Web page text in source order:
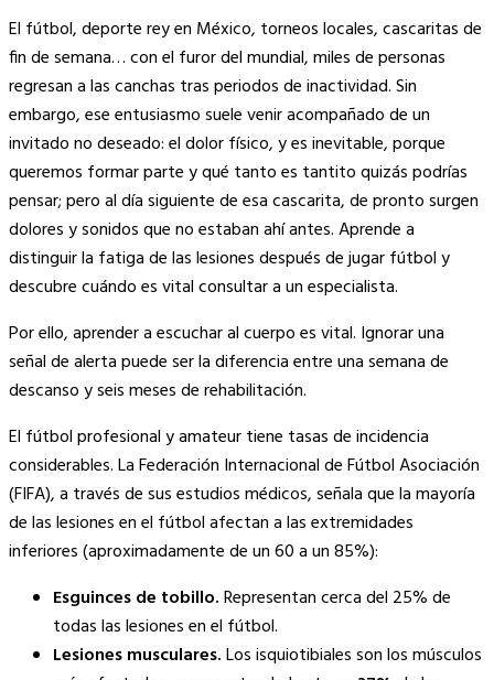
Copy
Link
El fútbol, deporte rey en México, torneos locales, cascaritas de
fin de semana… con el furor del mundial, miles de personas
regresan a las canchas tras periodos de inactividad. Sin
embargo, ese entusiasmo suele venir acompañado de un
invitado no deseado: el dolor físico, y es inevitable, porque
queremos formar parte y qué tanto es tantito quizás podrías
pensar; pero al día siguiente de esa cascarita, de pronto surgen
dolores y sonidos que no estaban ahí antes. Aprende a
distinguir la fatiga de las lesiones después de jugar fútbol y
descubre cuándo es vital consultar a un especialista.
Por ello, aprender a escuchar al cuerpo es vital. Ignorar una
señal de alerta puede ser la diferencia entre una semana de
descanso y seis meses de rehabilitación.
El fútbol profesional y amateur tiene tasas de incidencia
considerables. La Federación Internacional de Fútbol Asociación
(FIFA), a través de sus estudios médicos, señala que la mayoría
de las lesiones en el fútbol afectan a las extremidades
inferiores (aproximadamente de un 60 a un 85%):
Esguinces de tobillo.Representan cerca del 25% de
todas las lesiones en el fútbol.
Lesiones musculares.Los isquiotibiales son los músculos